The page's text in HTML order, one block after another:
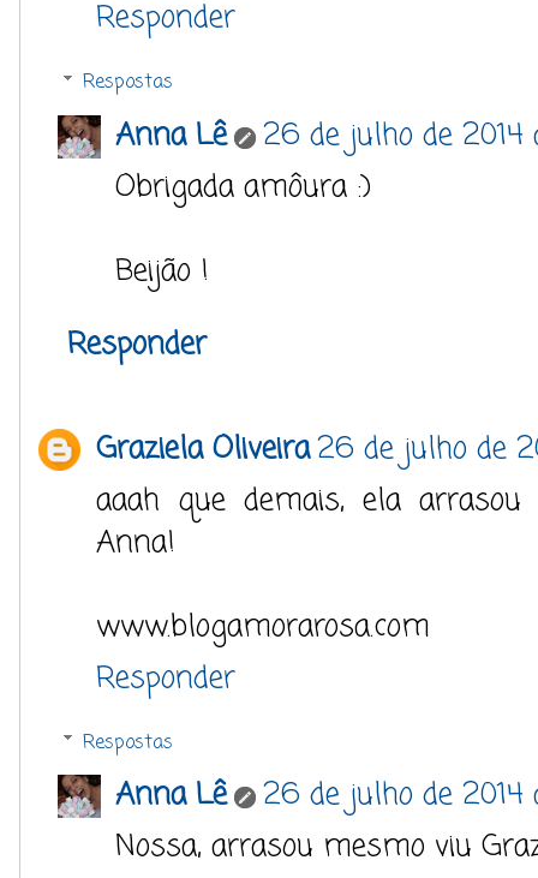
Responder
Respostas
Anna Lê
26 de julho de
Obrigada amôura :)
Beijão !
Responder
Graziela Oliveira26 de julho de
aaah que demais, ela
Anna!
www.blogamorarosa.com
Responder
Respostas
Anna Lê
26 de julho de 2014
Nossa, arrasou mesmo viu